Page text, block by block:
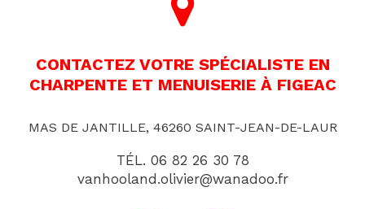
CONTACTEZ VOTRE SPÉCIALISTE EN
CHARPENTE ET MENUISERIE À FIGEAC
MAS DE JANTILLE, 46260 SAINT-JEAN-DE-LAUR
TÉL. 06 82 26 30 78
vanhooland.olivier@wanadoo.fr